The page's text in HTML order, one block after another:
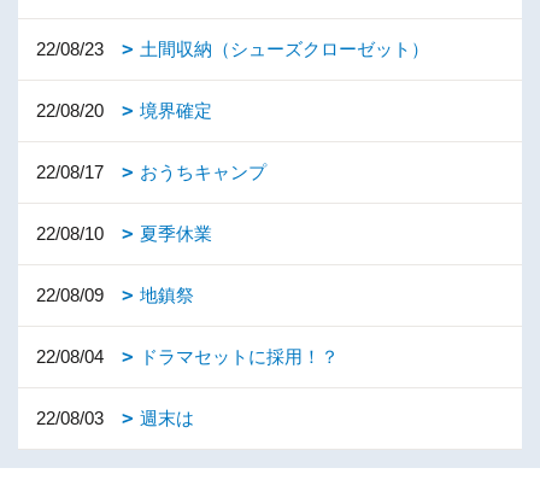
22/08/23 土間収納（シューズクローゼット）
22/08/20 境界確定
22/08/17 おうちキャンプ
22/08/10 夏季休業
22/08/09 地鎮祭
22/08/04 ドラマセットに採用！？
22/08/03 週末は